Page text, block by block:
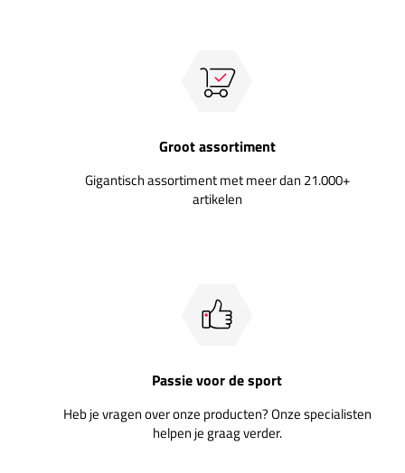
Groot assortiment
Gigantisch assortiment met meer dan 21.000+
artikelen
Passie voor de sport
Heb je vragen over onze producten? Onze specialisten
helpen je graag verder.